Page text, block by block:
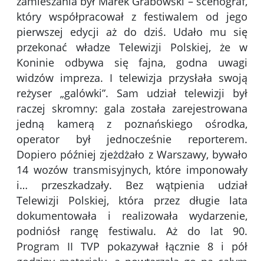
który współpracował z festiwalem od jego
pierwszej edycji aż do dziś. Udało mu się
przekonać władze Telewizji Polskiej, że w
Koninie odbywa się fajna, godna uwagi
widzów impreza. I telewizja przysłała swoją
reżyser „galówki”. Sam udział telewizji był
raczej skromny: gala została zarejestrowana
jedną kamerą z poznańskiego ośrodka,
operator był jednocześnie reporterem.
Dopiero później zjeżdżało z Warszawy, bywało
14 wozów transmisyjnych, które imponowały
i… przeszkadzały. Bez wątpienia udział
Telewizji Polskiej, która przez długie lata
dokumentowała i realizowała wydarzenie,
podniósł rangę festiwalu. Aż do lat 90.
Program II TVP pokazywał łącznie 8 i pół